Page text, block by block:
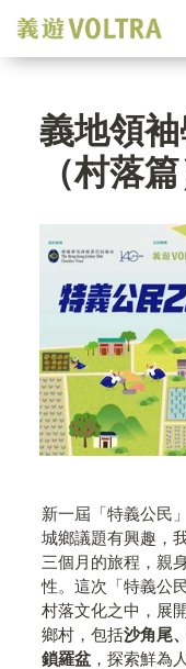
義地領
（村落篇
新一屆「特義公民
城鄉議題有興趣，
三個月的旅程，親
性。這次「特義公
村落文化之中，展
鄉村，包括沙角尾
鎖羅盆，探索鮮為